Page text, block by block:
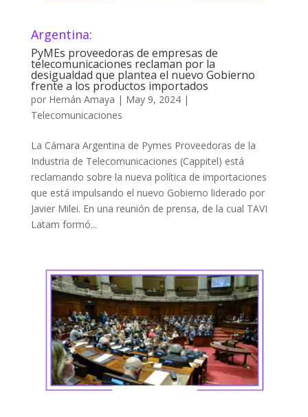
Argentina:
PyMEs proveedoras de empresas de
telecomunicaciones reclaman por la
desigualdad que plantea el nuevo Gobierno
frente a los productos importados
por Hernán Amaya | May 9, 2024|
Telecomunicaciones
La Cámara Argentina de Pymes Proveedoras de la
Industria de Telecomunicaciones (Cappitel) está
reclamando sobre la nueva política de importaciones
que está impulsando el nuevo Gobierno liderado por
Javier Milei. En una reunión de prensa, de la cual TAVI
Latam formó...